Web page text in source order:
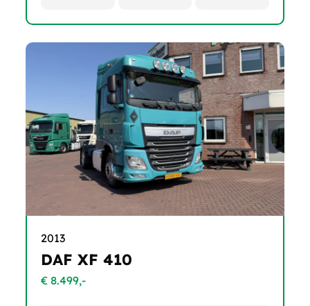
2013
DAF XF 410
€ 8.499,-